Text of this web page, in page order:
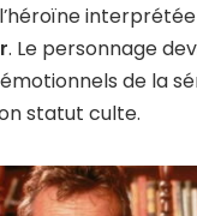
. Le personnage
émotionnels de la
statut culte.